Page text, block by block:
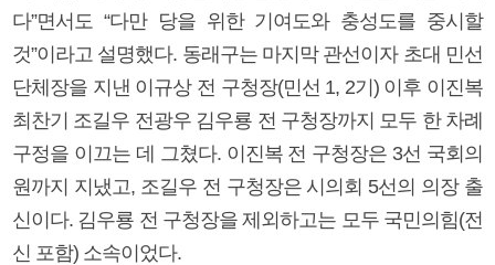
다”면서도 “다만 당을 위한 기여도와 충성도를 중시할
것”이라고 설명했다. 동래구는 마지막 관선이자 초대 민선
단체장을 지낸 이규상 전 구청장(민선 1, 2기) 이후 이진복
최찬기 조길우 전광우 김우룡 전 구청장까지 모두 한 차례
구정을 이끄는 데 그쳤다. 이진복 전 구청장은 3선 국회의
원까지 지냈고, 조길우 전 구청장은 시의회 5선의 의장 출
신이다. 김우룡 전 구청장을 제외하고는 모두 국민의힘(전
신 포함) 소속이었다.